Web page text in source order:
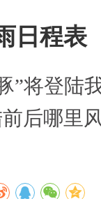
日程表
”将登陆
后哪里